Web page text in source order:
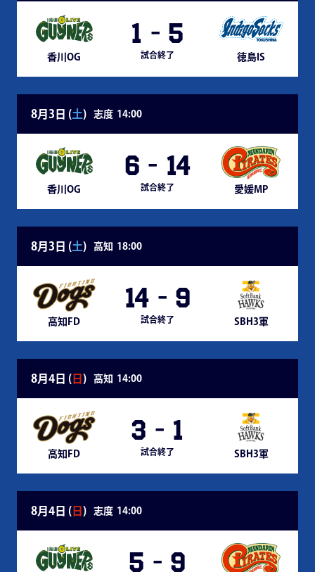
香川OG
1 - 5
試合終了 徳島IS
8月3日 (土) 志度 14:00
香川OG
6 - 14
試合終了 愛媛MP
8月3日 (土) 高知 18:00
高知FD
14 - 9
試合終了 SBH3軍
8月4日 ( 日 ) 高知 14:00
高知FD
3 - 1
試合終了 SBH3軍
8月4日 ( 日 ) 志度 14:00
5 - 9